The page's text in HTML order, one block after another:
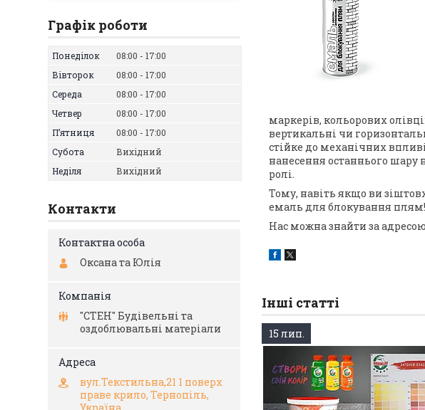
маркерів, кольорових
вертикальні чи
стійке до механічних
нанесення останнього шару
ролі.
Тому, навіть якщо ви
емаль для блокування плям!
Нас можна знайти за
Інші статті
15 лип.
Графік роботи
Понеділок 08:00
17:00
Вівторок
08:00
17:00
Середа
08:00
17:00
Четвер
08:00
17:00
Пʼятниця
08:00
17:00
Субота
Вихідний
Неділя
Вихідний
Контакти
Оксана та Юлія
"СТЕН" Будівельні та
оздоблювальні матеріали
вул.Текстильна,21 1 поверх
праве крило, Тернопіль,